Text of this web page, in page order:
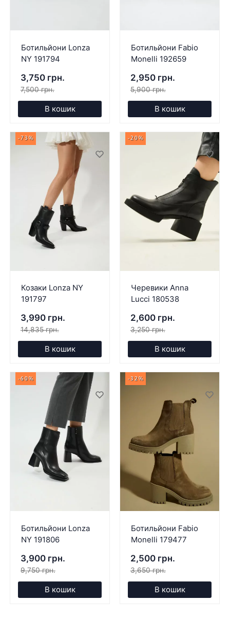
Ботильйони Lonza
NY 191794
3,750 грн.
7,500 грн.
В кошик
Ботильйони Fabio
Monelli 192659
2,950 грн.
5,900 грн.
В кошик
-73%
Козаки Lonza NY
191797
3,990 грн.
14,835 грн.
В кошик
-20%
Черевики Anna
Lucci 180538
2,600 грн.
3,250 грн.
В кошик
-60%
Ботильйони Lonza
NY 191806
3,900 грн.
9,750 грн.
В кошик
-32%
Ботильйони Fabio
Monelli 179477
2,500 грн.
3,650 грн.
В кошик